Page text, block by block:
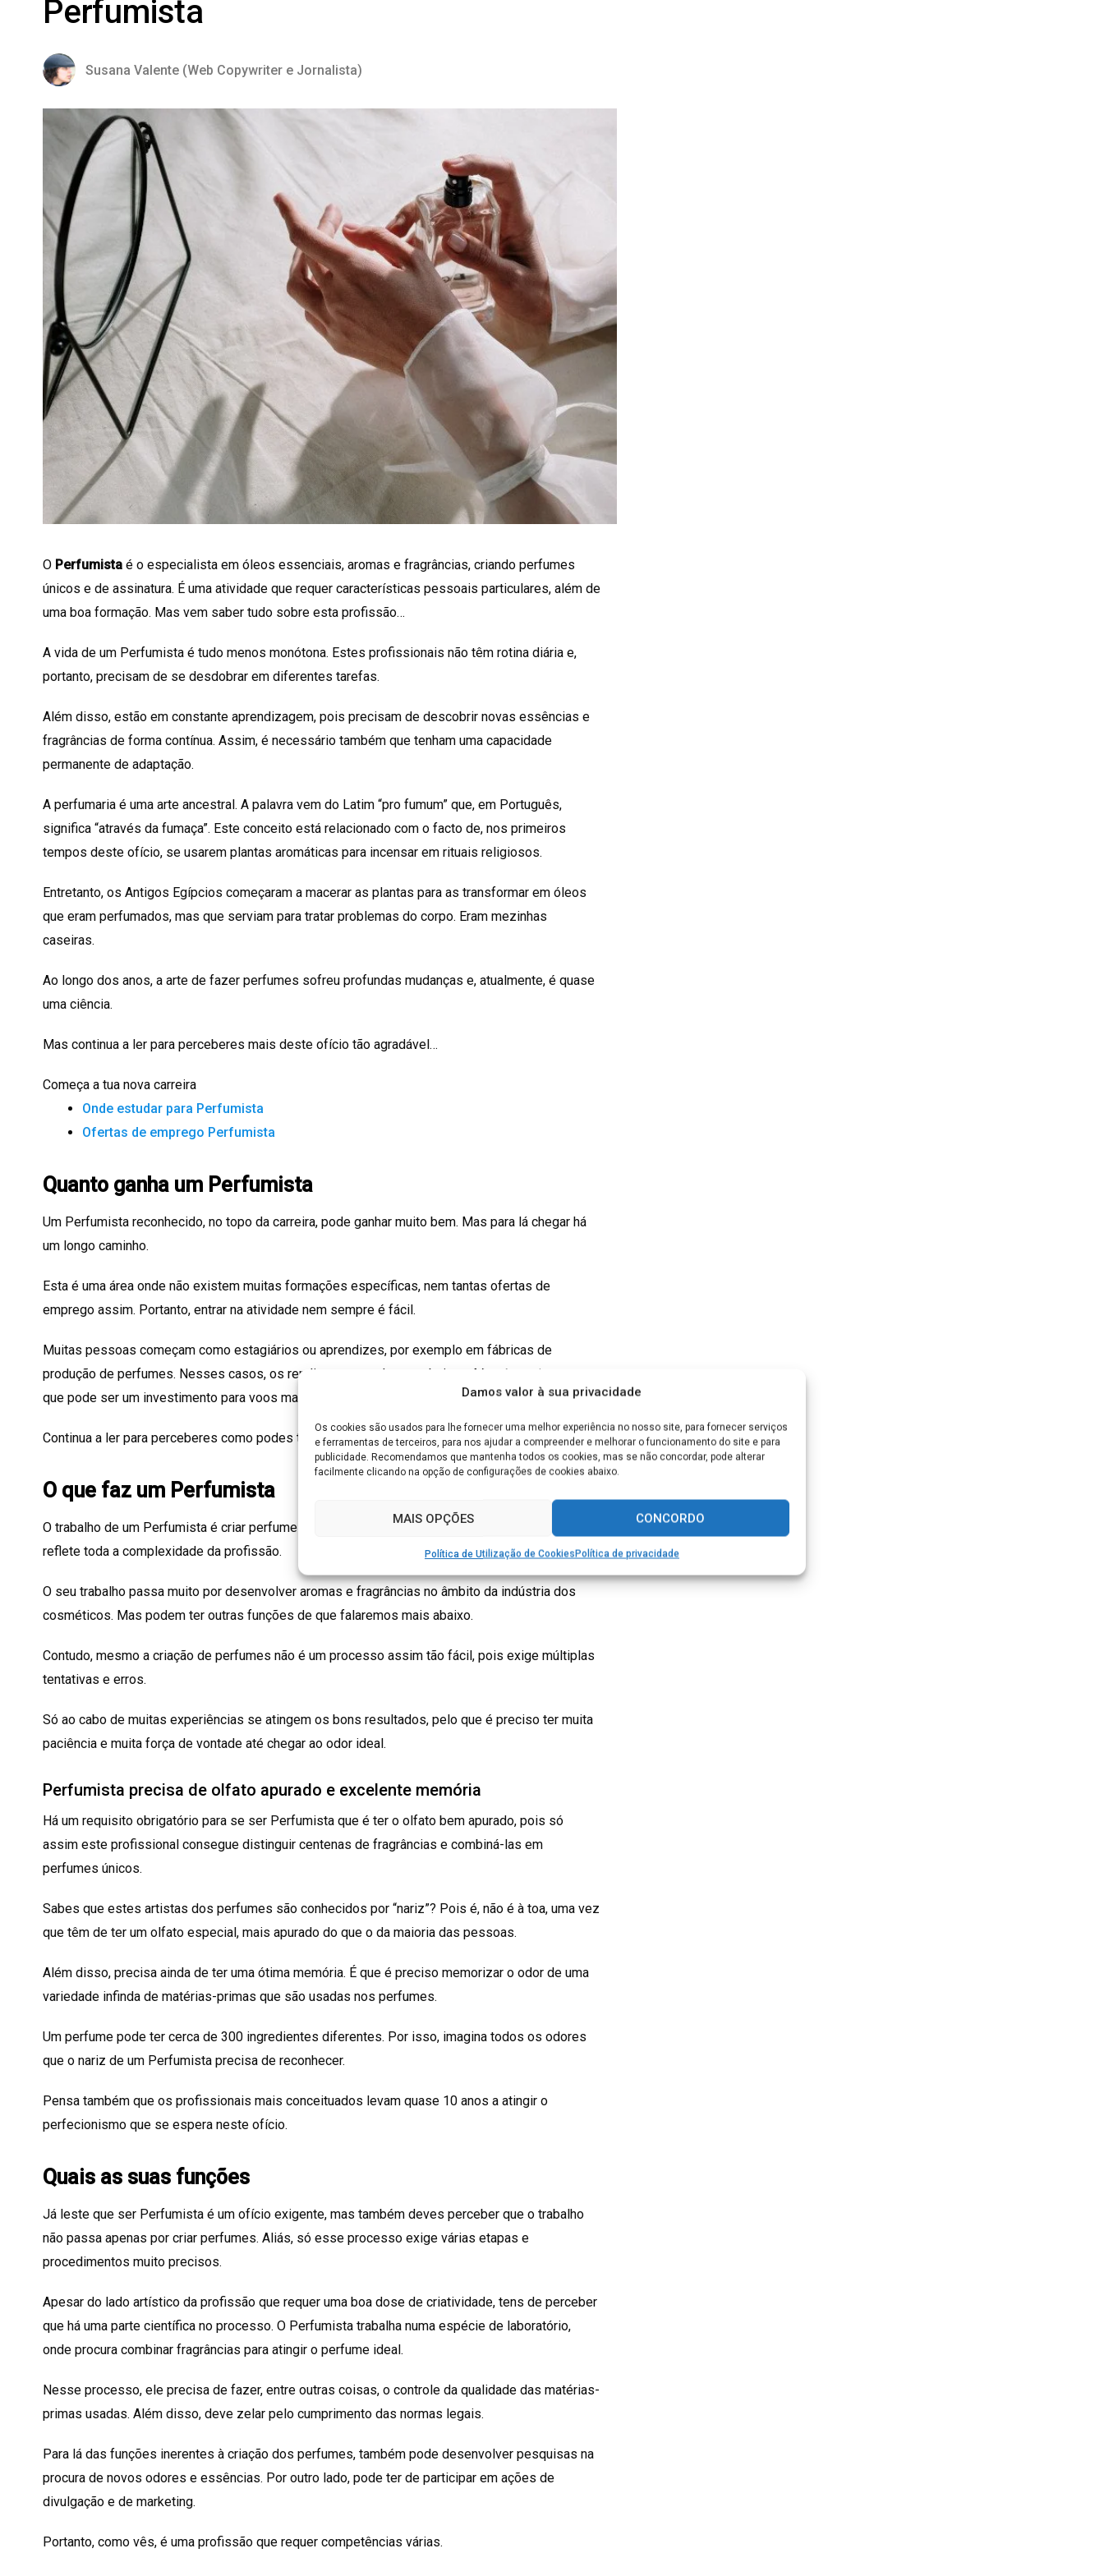
Damos valor à sua privacidade
Os cookies são usados para lhe fornecer uma melhor experiência no nosso site, para fornecer serviços
e ferramentas de terceiros, para nos ajudar a compreender e melhorar o funcionamento do site e para
publicidade. Recomendamos que mantenha todos os cookies, mas se não concordar, pode alterar
facilmente clicando na opção de configurações de cookies abaixo.
CONCORDO
MAIS OPÇÕES
Política de Utilização de CookiesPolítica de privacidade
Perfumista
Susana Valente (Web Copywriter e Jornalista)
O Perfumista é o especialista em óleos essenciais, aromas e fragrâncias, criando perfumes
únicos e de assinatura. É uma atividade que requer características pessoais particulares, além de
uma boa formação. Mas vem saber tudo sobre esta profissão…
A vida de um Perfumista é tudo menos monótona. Estes profissionais não têm rotina diária e,
portanto, precisam de se desdobrar em diferentes tarefas.
Além disso, estão em constante aprendizagem, pois precisam de descobrir novas essências e
fragrâncias de forma contínua. Assim, é necessário também que tenham uma capacidade
permanente de adaptação.
A perfumaria é uma arte ancestral. A palavra vem do Latim “pro fumum” que, em Português,
significa “através da fumaça”. Este conceito está relacionado com o facto de, nos primeiros
tempos deste ofício, se usarem plantas aromáticas para incensar em rituais religiosos.
Entretanto, os Antigos Egípcios começaram a macerar as plantas para as transformar em óleos
que eram perfumados, mas que serviam para tratar problemas do corpo. Eram mezinhas
caseiras.
Ao longo dos anos, a arte de fazer perfumes sofreu profundas mudanças e, atualmente, é quase
uma ciência.
Mas continua a ler para perceberes mais deste ofício tão agradável…
Começa a tua nova carreira
Onde estudar para Perfumista
Ofertas de emprego Perfumista
Quanto ganha um Perfumista
Um Perfumista reconhecido, no topo da carreira, pode ganhar muito bem. Mas para lá chegar há
um longo caminho.
Esta é uma área onde não existem muitas formações específicas, nem tantas ofertas de
emprego assim. Portanto, entrar na atividade nem sempre é fácil.
Muitas pessoas começam como estagiários ou aprendizes, por exemplo em fábricas de
produção de perfumes. Nesses casos, os rendimentos podem ser baixos. Mas é preciso ver
que pode ser um investimento para voos maiores.
Continua a ler para perceberes como podes ter sucesso nesta profissão…
O que faz um Perfumista
O trabalho de um Perfumista é criar perfumes. Contudo, esta definição é bem simplista e não
reflete toda a complexidade da profissão.
O seu trabalho passa muito por desenvolver aromas e fragrâncias no âmbito da indústria dos
cosméticos. Mas podem ter outras funções de que falaremos mais abaixo.
Contudo, mesmo a criação de perfumes não é um processo assim tão fácil, pois exige múltiplas
tentativas e erros.
Só ao cabo de muitas experiências se atingem os bons resultados, pelo que é preciso ter muita
paciência e muita força de vontade até chegar ao odor ideal.
Perfumista precisa de olfato apurado e excelente memória
Há um requisito obrigatório para se ser Perfumista que é ter o olfato bem apurado, pois só
assim este profissional consegue distinguir centenas de fragrâncias e combiná-las em
perfumes únicos.
Sabes que estes artistas dos perfumes são conhecidos por “nariz”? Pois é, não é à toa, uma vez
que têm de ter um olfato especial, mais apurado do que o da maioria das pessoas.
Além disso, precisa ainda de ter uma ótima memória. É que é preciso memorizar o odor de uma
variedade infinda de matérias-primas que são usadas nos perfumes.
Um perfume pode ter cerca de 300 ingredientes diferentes. Por isso, imagina todos os odores
que o nariz de um Perfumista precisa de reconhecer.
Pensa também que os profissionais mais conceituados levam quase 10 anos a atingir o
perfecionismo que se espera neste ofício.
Quais as suas funções
Já leste que ser Perfumista é um ofício exigente, mas também deves perceber que o trabalho
não passa apenas por criar perfumes. Aliás, só esse processo exige várias etapas e
procedimentos muito precisos.
Apesar do lado artístico da profissão que requer uma boa dose de criatividade, tens de perceber
que há uma parte científica no processo. O Perfumista trabalha numa espécie de laboratório,
onde procura combinar fragrâncias para atingir o perfume ideal.
Nesse processo, ele precisa de fazer, entre outras coisas, o controle da qualidade das matérias-
primas usadas. Além disso, deve zelar pelo cumprimento das normas legais.
Para lá das funções inerentes à criação dos perfumes, também pode desenvolver pesquisas na
procura de novos odores e essências. Por outro lado, pode ter de participar em ações de
divulgação e de marketing.
Portanto, como vês, é uma profissão que requer competências várias.